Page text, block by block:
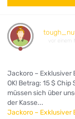
vor einem
Jackoro – Exklusiver
OK! Betrag: 15 $
müssen sich über
der Kasse...
Jackoro – Exklusiver